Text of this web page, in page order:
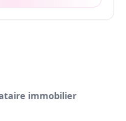
immobilier